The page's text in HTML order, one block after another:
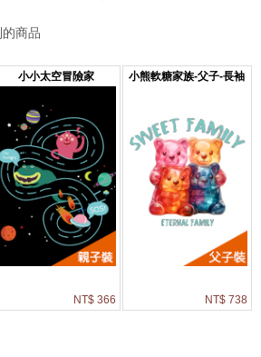
商品
小小太空冒險家
NT$ 366
小熊軟糖家族-父子-長袖
NT$ 738